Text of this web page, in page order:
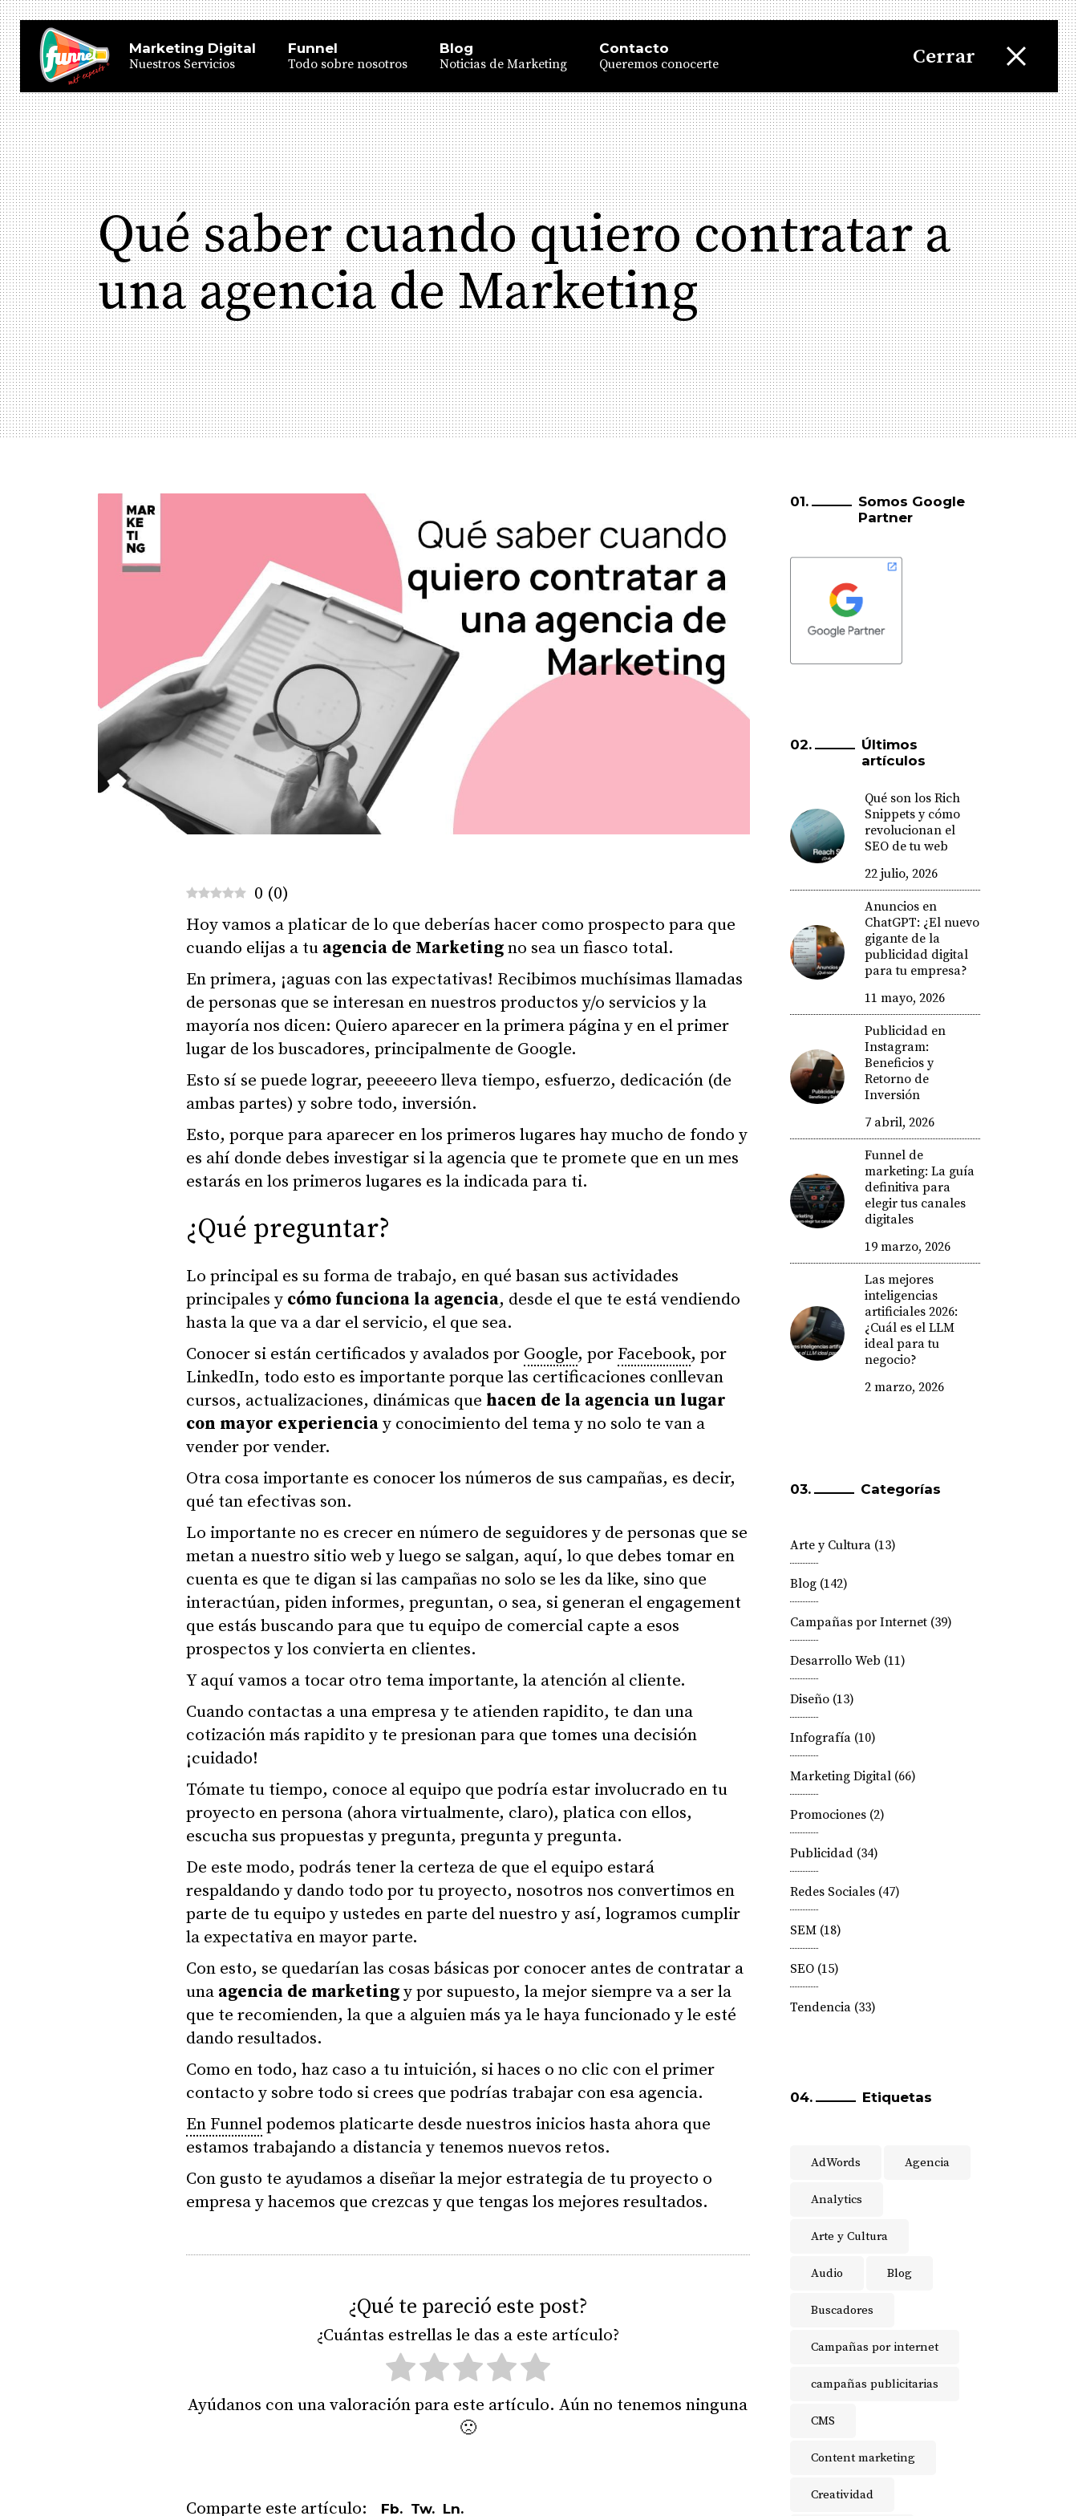
Marketing Digital
Nuestros Servicios
Funnel
Todo sobre nosotros
Blog
Noticias de Marketing
Contacto
Queremos conocerte
Cerrar
Qué saber cuando quiero contratar a
una agencia de Marketing
0 (0)
Hoy vamos a platicar de lo que deberías hacer como prospecto para que
cuando elijas a tu agencia de Marketingno sea un fiasco total.
En primera, ¡aguas con las expectativas! Recibimos muchísimas llamadas
de personas que se interesan en nuestros productos y/o servicios y la
mayoría nos dicen: Quiero aparecer en la primera página y en el primer
lugar de los buscadores, principalmente de Google.
Esto sí se puede lograr, peeeeero lleva tiempo, esfuerzo, dedicación (de
ambas partes) y sobre todo, inversión.
Esto, porque para aparecer en los primeros lugares hay mucho de fondo y
es ahí donde debes investigar si la agencia que te promete que en un mes
estarás en los primeros lugares es la indicada para ti.
¿Qué preguntar?
Lo principal es su forma de trabajo, en qué basan sus actividades
principales y cómo funciona la agencia, desde el que te está vendiendo
hasta la que va a dar el servicio, el que sea.
Conocer si están certificados y avalados por Google, por Facebook, por
LinkedIn, todo esto es importante porque las certificaciones conllevan
cursos, actualizaciones, dinámicas que hacen de la agencia un lugar
con mayor experienciay conocimiento del tema y no solo te van a
vender por vender.
Otra cosa importante es conocer los números de sus campañas, es decir,
qué tan efectivas son.
Lo importante no es crecer en número de seguidores y de personas que se
metan a nuestro sitio web y luego se salgan, aquí, lo que debes tomar en
cuenta es que te digan si las campañas no solo se les da like, sino que
interactúan, piden informes, preguntan, o sea, si generan el engagement
que estás buscando para que tu equipo de comercial capte a esos
prospectos y los convierta en clientes.
Y aquí vamos a tocar otro tema importante, la atención al cliente.
Cuando contactas a una empresa y te atienden rapidito, te dan una
cotización más rapidito y te presionan para que tomes una decisión
¡cuidado!
Tómate tu tiempo, conoce al equipo que podría estar involucrado en tu
proyecto en persona (ahora virtualmente, claro), platica con ellos,
escucha sus propuestas y pregunta, pregunta y pregunta.
De este modo, podrás tener la certeza de que el equipo estará
respaldando y dando todo por tu proyecto, nosotros nos convertimos en
parte de tu equipo y ustedes en parte del nuestro y así, logramos cumplir
la expectativa en mayor parte.
Con esto, se quedarían las cosas básicas por conocer antes de contratar a
una agencia de marketingy por supuesto, la mejor siempre va a ser la
que te recomienden, la que a alguien más ya le haya funcionado y le esté
dando resultados.
Como en todo, haz caso a tu intuición, si haces o no clic con el primer
contacto y sobre todo si crees que podrías trabajar con esa agencia.
En Funnelpodemos platicarte desde nuestros inicios hasta ahora que
estamos trabajando a distancia y tenemos nuevos retos.
Con gusto te ayudamos a diseñar la mejor estrategia de tu proyecto o
empresa y hacemos que crezcas y que tengas los mejores resultados.
¿Qué te pareció este post?
¿Cuántas estrellas le das a este artículo?
Ayúdanos con una valoración para este artículo. Aún no tenemos ninguna
🙁
Fb. Tw. Ln.
Somos Google
Partner
Últimos
artículos
Qué son los Rich
Snippets y cómo
revolucionan el
SEO de tu web
22 julio, 2026
Anuncios en
ChatGPT: ¿El nuevo
gigante de la
publicidad digital
para tu empresa?
11 mayo, 2026
Publicidad en
Instagram:
Beneficios y
Retorno de
Inversión
7 abril, 2026
Funnel de
marketing: La guía
definitiva para
elegir tus canales
digitales
19 marzo, 2026
Las mejores
inteligencias
artificiales 2026:
¿Cuál es el LLM
ideal para tu
negocio?
2 marzo, 2026
Categorías
Arte y Cultura(13)
Blog(142)
Campañas por Internet(39)
Desarrollo Web (11)
Diseño(13)
Infografía(10)
Marketing Digital(66)
Promociones(2)
Publicidad(34)
Redes Sociales(47)
SEM(18)
SEO(15)
Tendencia(33)
Etiquetas
AdWords Agencia
Analytics
Arte y Cultura
Audio Blog
Buscadores
Campañas por internet
campañas publicitarias
CMS
Content marketing
Creatividad